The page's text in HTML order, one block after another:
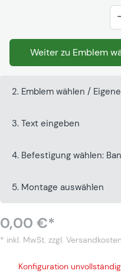
Weiter zu
2. Emblem wählen /
3. Text eingeben
4. Befestigung wählen:
5. Montage auswählen
0,00 €*
* inkl. MwSt. zzgl. Versandkosten
Konfiguration